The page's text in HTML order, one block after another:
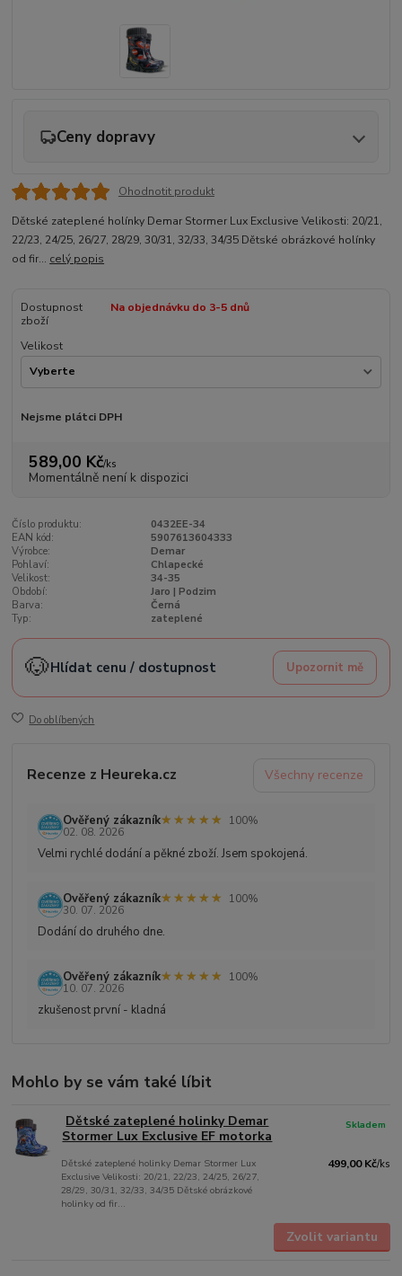
Ceny dopravy
Ohodnotit produkt
Dětské zateplené holínky Demar Stormer Lux Exclusive Velikosti: 20/21,
22/23, 24/25, 26/27, 28/29, 30/31, 32/33, 34/35 Dětské obrázkové holínky
od fir... celý popis
Dostupnost
zboží
Na objednávku do 3-5 dnů
Velikost
Nejsme plátci DPH
589,00 Kč/ks
Momentálně není k dispozici
Číslo produktu:
0432EE-34
EAN kód:
5907613604333
Výrobce:
Demar
Pohlaví:
Chlapecké
Velikost:
34-35
Období:
Jaro | Podzim
Barva:
Černá
Typ:
zateplené
🐶Hlídat cenu / dostupnost Upozornit mě
Do oblíbených
Recenze z Heureka.cz Všechny recenze
Ověřený zákazník★★★★★
★★★★★
100%
02. 08. 2026
Velmi rychlé dodání a pěkné zboží. Jsem spokojená.
Ověřený zákazník★★★★★
★★★★★
100%
30. 07. 2026
Dodání do druhého dne.
Ověřený zákazník★★★★★
★★★★★
100%
10. 07. 2026
zkušenost první - kladná
Mohlo by se vám také líbit
Dětské zateplené holinky Demar
Stormer Lux Exclusive EF motorka
Dětské zateplené holinky Demar Stormer Lux
Exclusive Velikosti: 20/21, 22/23, 24/25, 26/27,
28/29, 30/31, 32/33, 34/35 Dětské obrázkové
holinky od fir...
499,00 Kč/ks
Skladem
Zvolit variantu